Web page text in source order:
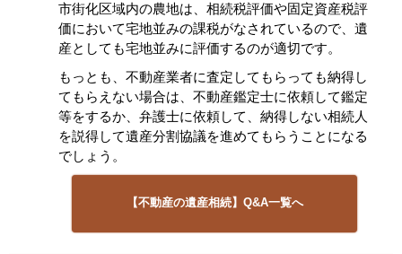
市街化区域内の農地は、相続税評価や固定資産税評
価において宅地並みの課税がなされているので、遺
産としても宅地並みに評価するのが適切です。
もっとも、不動産業者に査定してもらっても納得し
てもらえない場合は、不動産鑑定士に依頼して鑑定
等をするか、弁護士に依頼して、納得しない相続人
を説得して遺産分割協議を進めてもらうことになる
でしょう。
【不動産の遺産相続】Q&A一覧へ